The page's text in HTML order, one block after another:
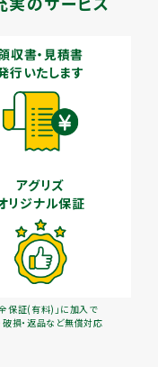
収書・見積書
行いたします
アグリズ
リジナル保証
全保証(有料)」に加入で
破損・返品など無償対応